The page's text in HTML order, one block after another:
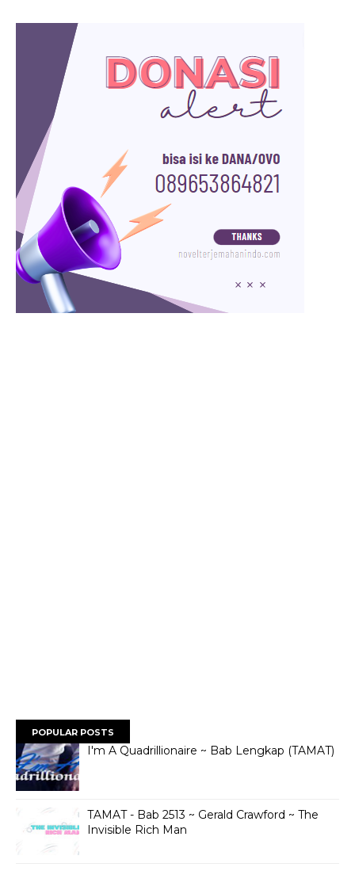
POPULAR POSTS
I'm A Quadrillionaire ~ Bab Lengkap (TAMAT)
TAMAT - Bab 2513 ~ Gerald Crawford ~ The
Invisible Rich Man